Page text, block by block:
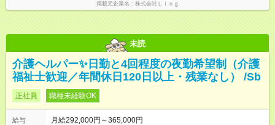
掲載元企業名 株式会社Ｌｉｎｇ
未読
介護ヘルパー✨日勤と4回程度の夜勤希望制（介護
福祉士歓迎／年間休日120日以上・残業なし） /Sb
正社員 職種未経験OK
給与
月給292,000円～365,000円